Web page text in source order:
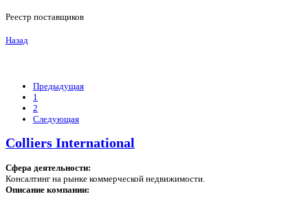
Реестр поставщиков
Назад
Предыдущая
1
2
Следующая
Colliers International
Сфера деятельности:
Консалтинг на рынке коммерческой недвижимости.
Описание компании: